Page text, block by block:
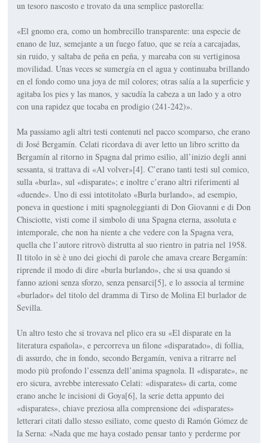
un tesoro nascosto e trovato da una semplice pastorella:
«El gnomo era, como un hombrecillo transparente: una especie de
enano de luz, semejante a un fuego fatuo, que se reía a carcajadas,
sin ruido, y saltaba de peña en peña, y mareaba con su vertiginosa
movilidad. Unas veces se sumergía en el agua y continuaba brillando
en el fondo como una joya de mil colores; otras salía a la superficie y
agitaba los pies y las manos, y sacudía la cabeza a un lado y a otro
con una rapidez que tocaba en prodigio (241-242)».
Ma passiamo agli altri testi contenuti nel pacco scomparso, che erano
di José Bergamín. Celati ricordava di aver letto un libro scritto da
Bergamín al ritorno in Spagna dal primo esilio, all’inizio degli anni
sessanta, si trattava di «Al volver»[4]. C’erano tanti testi sul comico,
sulla «burla», sul «disparate»; e inoltre c’erano altri riferimenti al
«duende». Uno di essi intotitolato «Burla burlando», ad esempio,
poneva in questione i miti spagnoleggianti di Don Giovanni e di Don
Chisciotte, visti come il simbolo di una Spagna eterna, assoluta e
intemporale, che non ha niente a che vedere con la Spagna vera,
quella che l’autore ritrovò distrutta al suo rientro in patria nel 1958.
Il titolo in sè è uno dei giochi di parole che amava creare Bergamín:
riprende il modo di dire «burla burlando», che si usa quando si
fanno azioni senza sforzo, senza pensarci[5], e lo associa al termine
«burlador» del titolo del dramma di Tirso de Molina El burlador de
Sevilla.
Un altro testo che si trovava nel plico era su «El disparate en la
literatura española», e percorreva un filone «disparatado», di follia,
di assurdo, che in fondo, secondo Bergamín, veniva a ritrarre nel
modo più profondo l’essenza dell’anima spagnola. Il «disparate», ne
ero sicura, avrebbe interessato Celati: «disparates» di carta, come
erano anche le incisioni di Goya[6], la serie detta appunto dei
«disparates», chiave preziosa alla comprensione dei «disparates»
letterari citati dallo stesso esiliato, come questo di Ramón Gómez de
la Serna: «Nada que me haya costado pensar tanto y perderme por